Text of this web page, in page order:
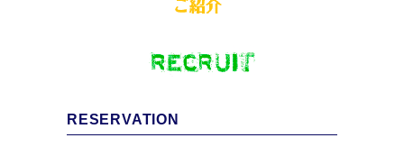
RESERVATION